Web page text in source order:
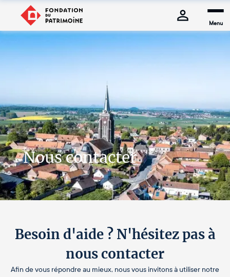
Menu
Nous contacter
Besoin d'aide ? N'hésitez pas à
nous contacter
Afin de vous répondre au mieux, nous vous invitons à utiliser notre